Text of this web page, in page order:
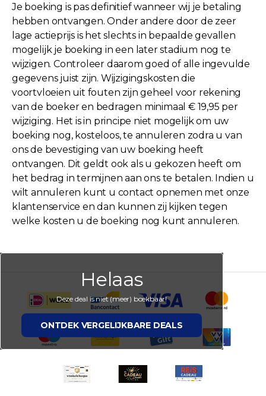
Je boeking is pas definitief wanneer wij je betaling
hebben ontvangen. Onder andere door de zeer
lage actieprijs is het slechts in bepaalde gevallen
mogelijk je boeking in een later stadium nog te
wijzigen. Controleer daarom goed of alle ingevulde
gegevens juist zijn. Wijzigingskosten die
voortvloeien uit fouten zijn geheel voor rekening
van de boeker en bedragen minimaal € 19,95 per
wijziging. Het is in principe niet mogelijk om uw
boeking nog, kosteloos, te annuleren zodra u van
ons de bevestiging van uw boeking heeft
ontvangen. Dit geldt ook als u gekozen heeft om
het bedrag in termijnen aan ons te betalen. Indien u
wilt annuleren kunt u contact opnemen met onze
klantenservice en dan kunnen zij kijken tegen
welke kosten u de boeking nog kunt annuleren.
Helaas
Deze deal is niet (meer) boekbaar!
ONTDEK VERGELIJKBARE DEALS